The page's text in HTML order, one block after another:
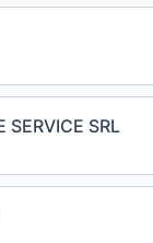
SERVICE SRL